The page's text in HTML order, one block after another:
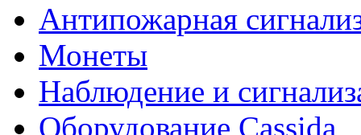
Антипожарная
Монеты
Наблюдение и
Оборудование Cassida